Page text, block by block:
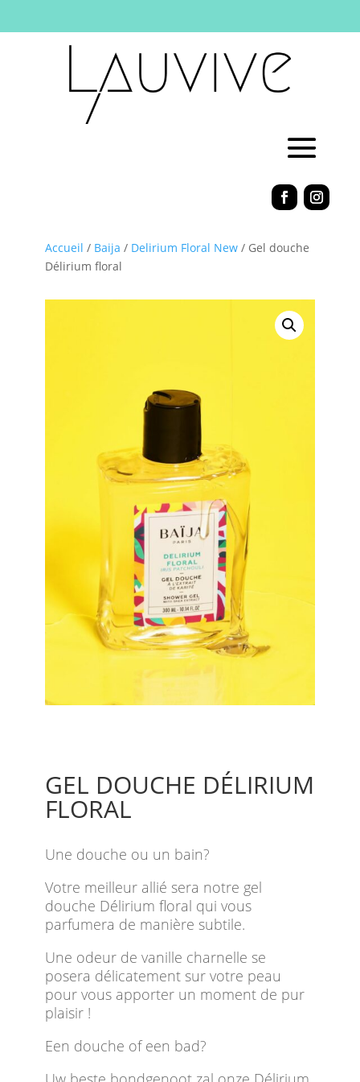
Accueil / Baija / Delirium Floral New / Gel douche
Délirium floral
GEL DOUCHE DÉLIRIUM
FLORAL
Une douche ou un bain?
Votre meilleur allié sera notre gel
douche Délirium floral qui vous
parfumera de manière subtile.
Une odeur de vanille charnelle se
posera délicatement sur votre peau
pour vous apporter un moment de pur
plaisir !
Een douche of een bad?